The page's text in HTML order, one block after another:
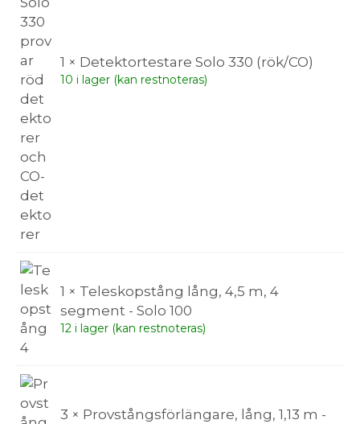
1 × Detektortestare Solo 330 (rök/CO)
10 i lager (kan restnoteras)
1 × Teleskopstång lång, 4,5 m, 4
segment - Solo 100
12 i lager (kan restnoteras)
3 × Provstångsförlängare, lång, 1,13 m -